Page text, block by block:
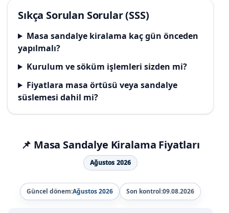
Sıkça Sorulan Sorular (SSS)
Masa sandalye kiralama kaç gün önceden
yapılmalı?
Kurulum ve söküm işlemleri sizden mi?
Fiyatlara masa örtüsü veya sandalye
süslemesi dahil mi?
📌 Masa Sandalye Kiralama Fiyatları
Ağustos 2026
Güncel dönem:Ağustos 2026 Son kontrol:09.08.2026